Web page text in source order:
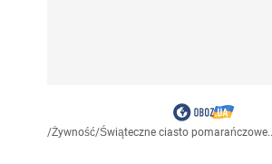
/Żywność/Świąteczne ciasto